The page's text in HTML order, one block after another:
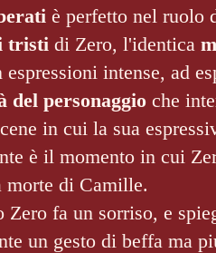
è perfetto nel ruolo
tristi di Zero, l'identica
espressioni intense, ad
del personaggio che
in cui la sua
è il momento in cui
morte di Camille.
Zero fa un sorriso, e
un gesto di beffa ma